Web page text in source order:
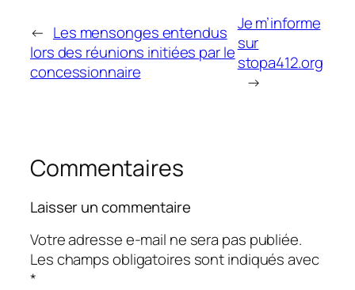
← Les mensonges entendus
lors des réunions initiées par le
concessionnaire
Je m’informe
sur
stopa412.org
→
Commentaires
Laisser un commentaire
Votre adresse e-mail ne sera pas publiée.
Les champs obligatoires sont indiqués avec
*